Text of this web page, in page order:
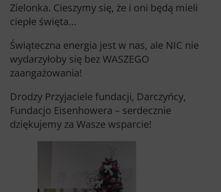
Zielonka. Cieszymy się, że i oni będą mieli
ciepłe święta…
Świąteczna energia jest w nas, ale NIC nie
wydarzyłoby się bez WASZEGO
zaangażowania!
Drodzy Przyjaciele fundacji, Darczyńcy,
Fundacjo Eisenhowera – serdecznie
dziękujemy za Wasze wsparcie!